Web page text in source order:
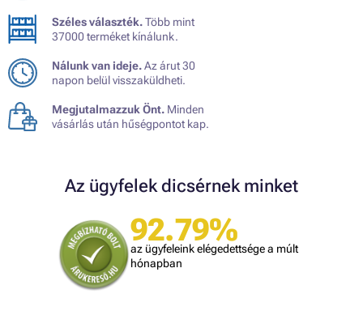
Széles választék.Több mint
37000 terméket kínálunk.
Nálunk van ideje.Az árut 30
napon belül visszaküldheti.
Megjutalmazzuk Önt. Minden
vásárlás után hűségpontot kap.
Az ügyfelek dicsérnek minket
92.79%
az ügyfeleink elégedettsége a múlt
hónapban